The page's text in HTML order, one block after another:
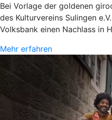
Bei Vorlage der goldenen
des Kulturvereins Sulingen
Volksbank einen Nachlass in
Mehr erfahren